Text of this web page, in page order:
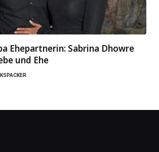
Ehepartnerin: Sabrina Dhowre
und Ehe